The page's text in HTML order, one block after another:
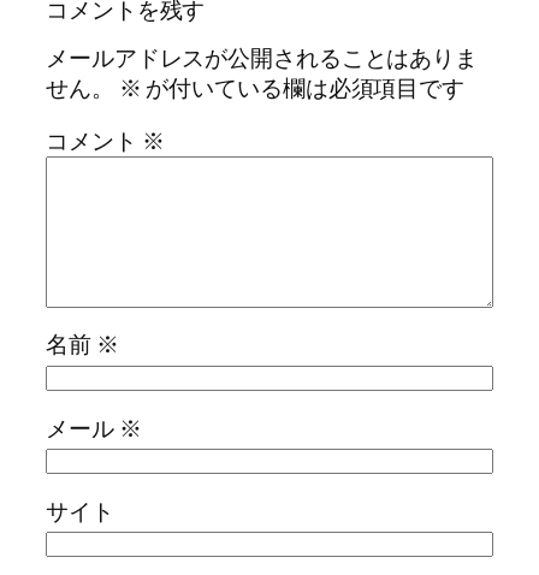
コメントを残す
メールアドレスが公開されることはありま
せん。
※ が付いている欄は必須項目です
コメント ※
名前 ※
メール ※
サイト